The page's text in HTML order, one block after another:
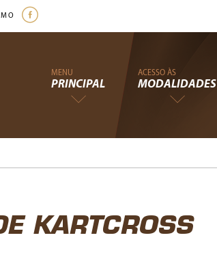
MENU
PRINCIPAL
ACESSO ÀS
MODALIDADES
KARTCROSS